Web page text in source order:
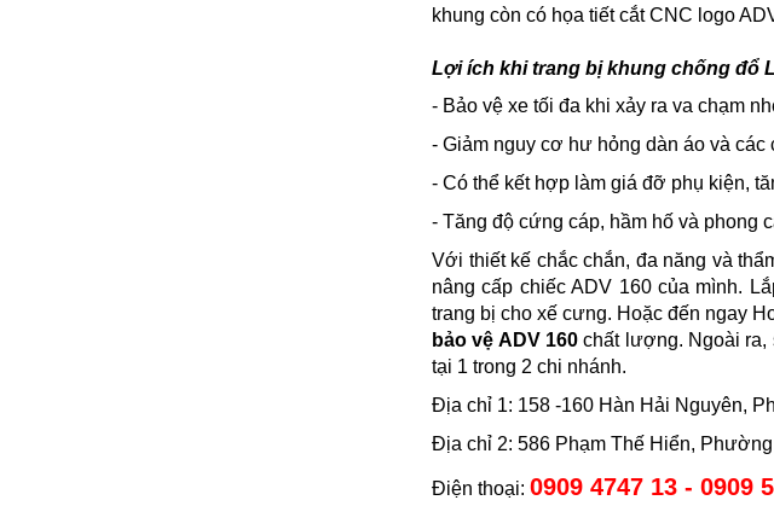
khung còn có họa tiết cắt CNC logo
Lợi ích khi trang bị khung chống đổ
- Bảo vệ xe tối đa khi xảy ra va chạm
- Giảm nguy cơ hư hỏng dàn áo và các
- Có thể kết hợp làm giá đỡ phụ kiện,
- Tăng độ cứng cáp, hầm hố và phong
Với thiết kế chắc chắn, đa năng và
nâng cấp chiếc ADV 160 của mình.
trang bị cho xế cưng. Hoặc đến ngay
bảo vệ ADV 160chất lượng. Ngoài ra,
tại 1 trong 2 chi nhánh.
Địa chỉ 1: 158 -160 Hàn Hải Nguyên,
Địa chỉ 2: 586 Phạm Thế Hiển,
Điện thoại: 0909 4747 13 - 0909